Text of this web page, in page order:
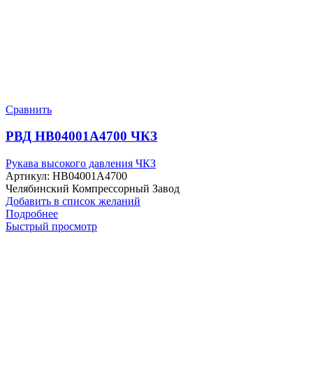
Сравнить
РВД HB04001A4700 ЧКЗ
Рукава высокого давления ЧКЗ
Артикул: HB04001A4700
Челябинский Компрессорный Завод
Добавить в список желаний
Подробнее
Быстрый просмотр